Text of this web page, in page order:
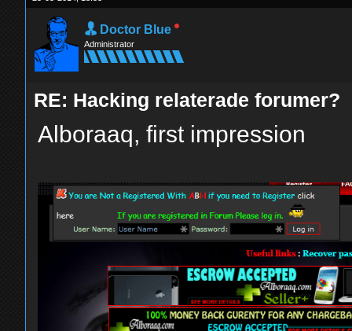
Doctor Blue
Administrator
RE: Hacking relaterade forumer?
Alboraaq, first impression